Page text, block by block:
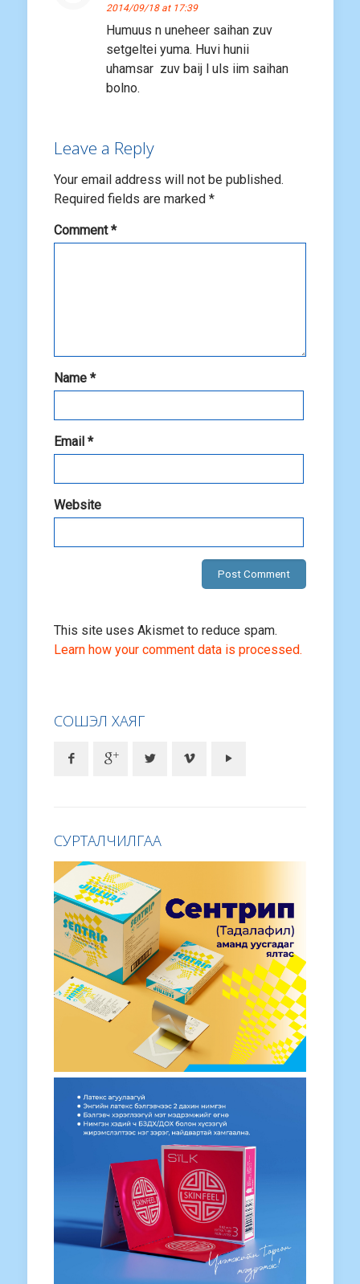
2014/09/18 at 17:39
Humuus n uneheer saihan zuv
setgeltei yuma. Huvi hunii
uhamsar zuv baij l uls iim saihan
bolno.
Leave a Reply
Your email address will not be published.
Required fields are marked *
Comment*
Name *
Email *
Website
This site uses Akismet to reduce spam.
Learn how your comment data is processed.
СОШЭЛ ХАЯГ
СУРТАЛЧИЛГАА